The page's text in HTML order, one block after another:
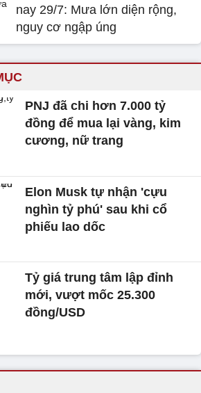
nay 29/7: Mưa lớn diện rộng,
nguy cơ ngập úng
PNJ đã chi hơn 7.000 tỷ
đồng để mua lại vàng, kim
cương, nữ trang
Elon Musk tự nhận 'cựu
nghìn tỷ phú' sau khi cổ
phiếu lao dốc
Tỷ giá trung tâm lập đỉnh
mới, vượt mốc 25.300
đồng/USD